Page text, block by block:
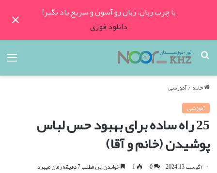
با چرب زبان، زبان رو آسون و سریع یاد بگیر!
دانلود فوری
جستجو
برای
خانه/آموزشی
آموزشی
25 راه ساده برای بهبود حس لباس
پوشیدن (خانم و آقا)
آگوست 13, 2024 0
1 خواندن این مطلب 7 دقیقه زمان میبرد